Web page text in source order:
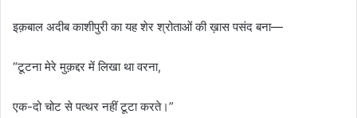
इक़बाल अदीब काशीपुरी का यह शेर श्रोताओं की ख़ास पसंद बना—
“टूटना मेरे मुक़द्दर में लिखा था वरना,
एक-दो चोट से पत्थर नहीं टूटा करते।”